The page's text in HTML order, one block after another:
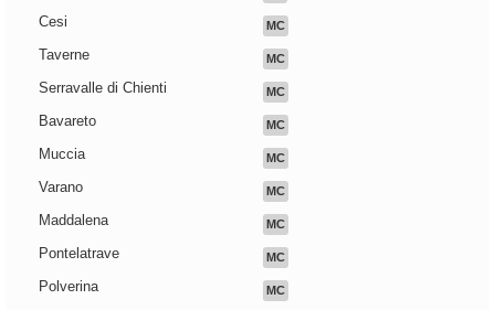
Cesi MC
Taverne MC
Serravalle di Chienti MC
Bavareto MC
Muccia MC
Varano MC
Maddalena MC
Pontelatrave MC
Polverina MC